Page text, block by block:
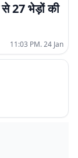
27 भेड़ों की
11:03 PM. 24 Jan